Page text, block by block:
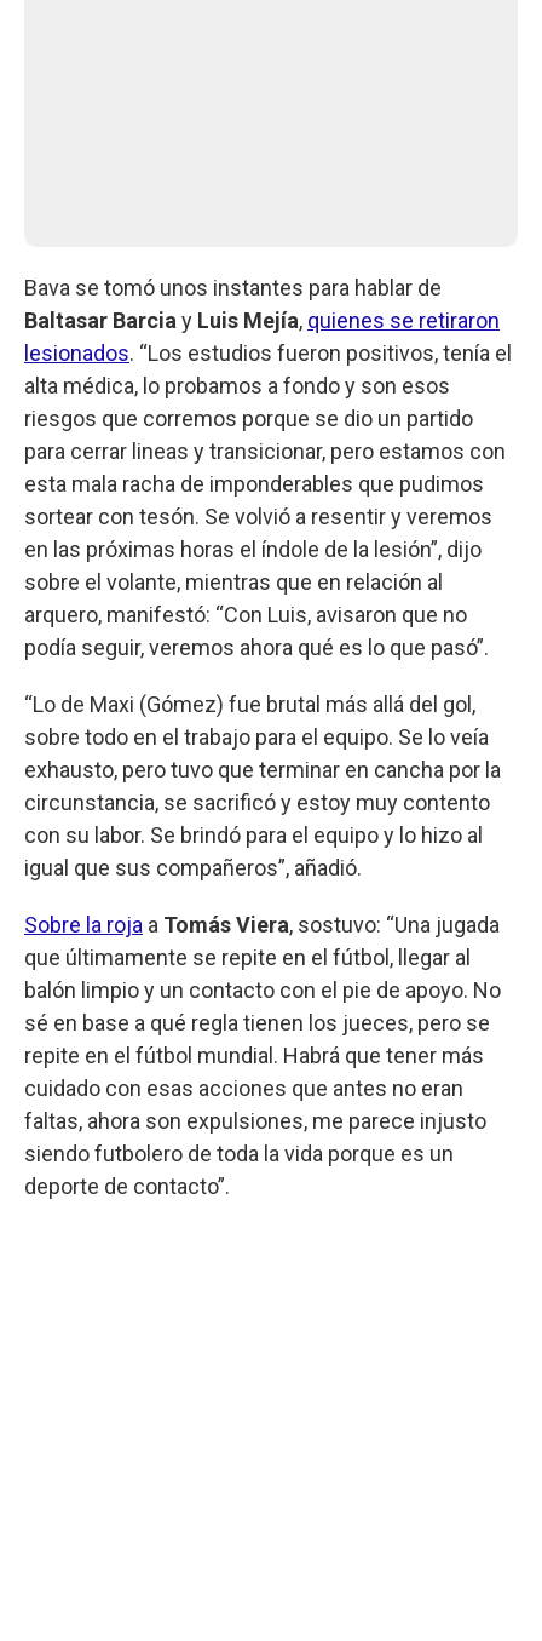
Bava se tomó unos instantes para hablar de
Baltasar Barcia y Luis Mejía, quienes se retiraron
lesionados. “Los estudios fueron positivos, tenía el
alta médica, lo probamos a fondo y son esos
riesgos que corremos porque se dio un partido
para cerrar lineas y transicionar, pero estamos con
esta mala racha de imponderables que pudimos
sortear con tesón. Se volvió a resentir y veremos
en las próximas horas el índole de la lesión”, dijo
sobre el volante, mientras que en relación al
arquero, manifestó: “Con Luis, avisaron que no
podía seguir, veremos ahora qué es lo que pasó”.
“Lo de Maxi (Gómez) fue brutal más allá del gol,
sobre todo en el trabajo para el equipo. Se lo veía
exhausto, pero tuvo que terminar en cancha por la
circunstancia, se sacrificó y estoy muy contento
con su labor. Se brindó para el equipo y lo hizo al
igual que sus compañeros”, añadió.
Sobre la roja a Tomás Viera, sostuvo: “Una jugada
que últimamente se repite en el fútbol, llegar al
balón limpio y un contacto con el pie de apoyo. No
sé en base a qué regla tienen los jueces, pero se
repite en el fútbol mundial. Habrá que tener más
cuidado con esas acciones que antes no eran
faltas, ahora son expulsiones, me parece injusto
siendo futbolero de toda la vida porque es un
deporte de contacto”.